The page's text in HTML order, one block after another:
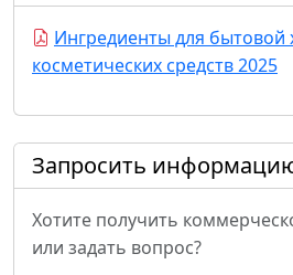
Ингредиенты для бытовой
косметических средств 2025
Запросить
Хотите получить
или задать вопрос?